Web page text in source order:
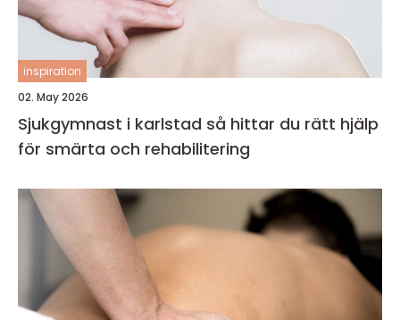
inspiration
02. May 2026
Sjukgymnast i karlstad så hittar du rätt hjälp
för smärta och rehabilitering